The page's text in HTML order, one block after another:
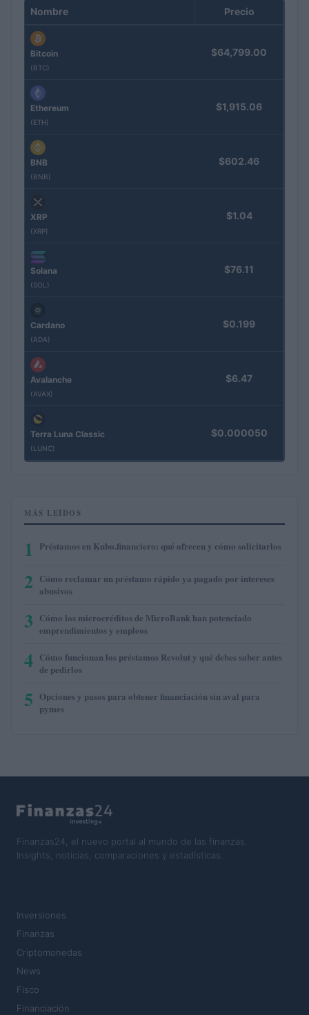
Nombre Precio
Bitcoin
(BTC)
$64,799.00
Ethereum
(ETH)
$1,915.06
BNB
(BNB)
$602.46
XRP
(XRP)
$1.04
Solana
(SOL)
$76.11
Cardano
(ADA)
$0.199
Avalanche
(AVAX)
$6.47
Terra Luna Classic
(LUNC)
$0.000050
MÁS LEÍDOS
1 Préstamos en Kubo.financiero: qué ofrecen y cómo solicitarlos
2 Cómo reclamar un préstamo rápido ya pagado por intereses
abusivos
3 Cómo los microcréditos de MicroBank han potenciado
emprendimientos y empleos
4 Cómo funcionan los préstamos Revolut y qué debes saber antes
de pedirlos
5 Opciones y pasos para obtener financiación sin aval para
pymes
Finanzas24, el nuevo portal al mundo de las finanzas.
Insights, noticias, comparaciones y estadísticas.
Inversiones
Finanzas
Criptomonedas
News
Fisco
Financiación